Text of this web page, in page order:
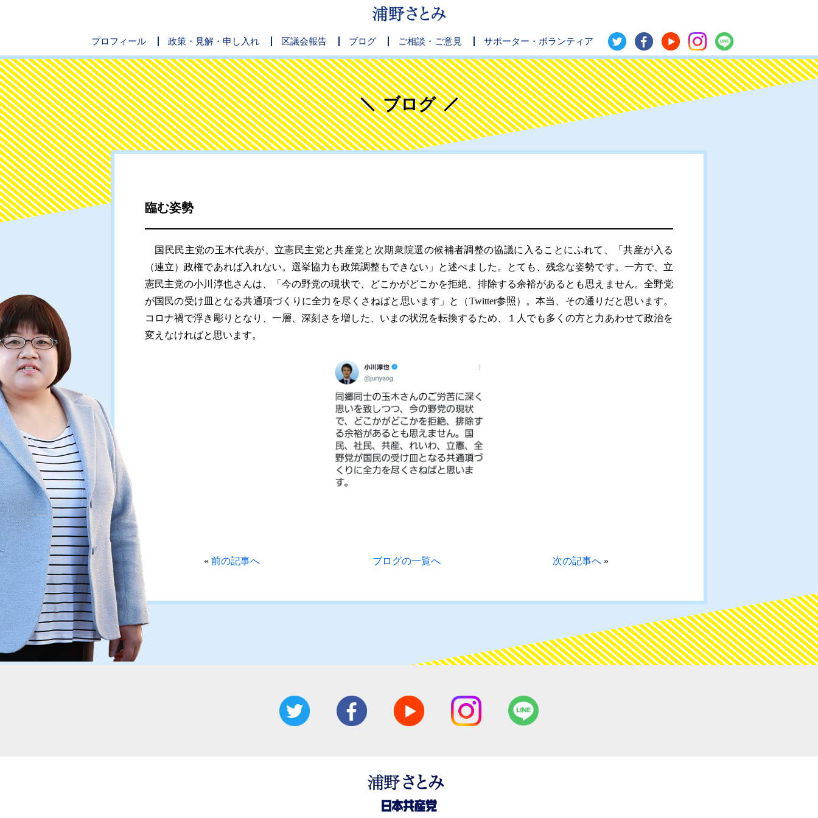
プロフィール 政策・見解・申し入れ 区議会報告 ブログ ご相談・ご意見 サポーター・ボランティア
ブログ
臨む姿勢
国民民主党の玉木代表が、立憲民主党と共産党と次期衆院選の候補者調整の協議に入ることにふれて、「共産が入る
（連立）政権であれば入れない。選挙協力も政策調整もできない」と述べました。とても、残念な姿勢です。一方で、立
憲民主党の小川淳也さんは、「今の野党の現状で、どこかがどこかを拒絶、排除する余裕があるとも思えません。全野党
が国民の受け皿となる共通項づくりに全力を尽くさねばと思います」と（Twitter参照）。本当、その通りだと思います。
コロナ禍で浮き彫りとなり、一層、深刻さを増した、いまの状況を転換するため、１人でも多くの方と力あわせて政治を
変えなければと思います。
«前の記事へ ブログの一覧へ 次の記事へ »